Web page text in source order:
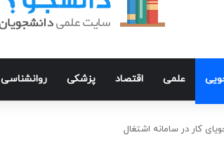
علمی اقتصاد پزشکی روانشناسی